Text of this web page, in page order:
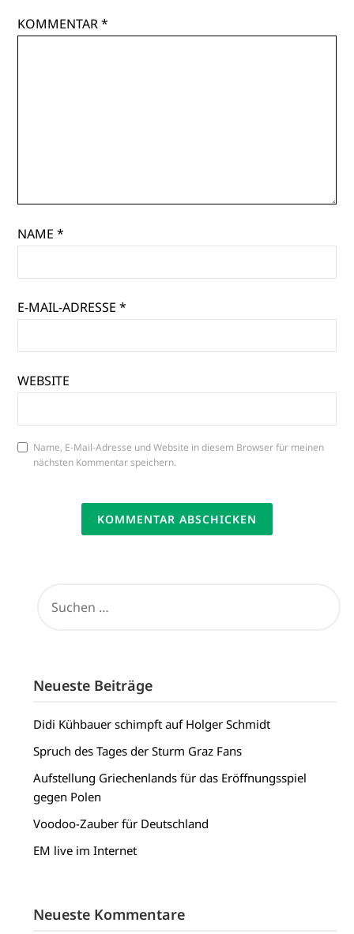
KOMMENTAR*
NAME*
E-MAIL-ADRESSE*
WEBSITE
Name, E-Mail-Adresse und Website in diesem Browser für meinen
nächsten Kommentar speichern.
NACH:
Neueste Beiträge
Didi Kühbauer schimpft auf Holger Schmidt
Spruch des Tages der Sturm Graz Fans
Aufstellung Griechenlands für das Eröffnungsspiel
gegen Polen
Voodoo-Zauber für Deutschland
EM live im Internet
Neueste Kommentare